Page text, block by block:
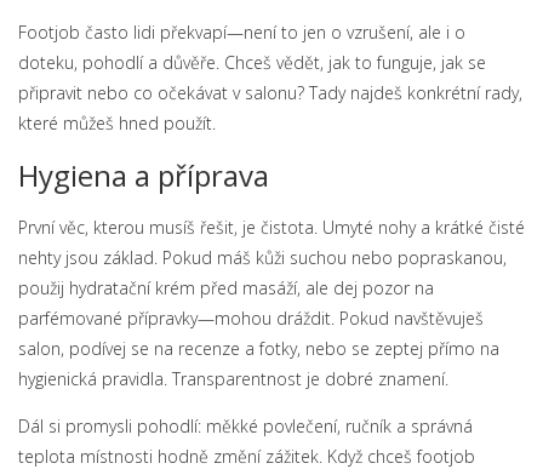
Footjob často lidi překvapí—není to jen o vzrušení, ale i o
doteku, pohodlí a důvěře. Chceš vědět, jak to funguje, jak se
připravit nebo co očekávat v salonu? Tady najdeš konkrétní rady,
které můžeš hned použít.
Hygiena a příprava
První věc, kterou musíš řešit, je čistota. Umyté nohy a krátké čisté
nehty jsou základ. Pokud máš kůži suchou nebo popraskanou,
použij hydratační krém před masáží, ale dej pozor na
parfémované přípravky—mohou dráždit. Pokud navštěvuješ
salon, podívej se na recenze a fotky, nebo se zeptej přímo na
hygienická pravidla. Transparentnost je dobré znamení.
Dál si promysli pohodlí: měkké povlečení, ručník a správná
teplota místnosti hodně změní zážitek. Když chceš footjob